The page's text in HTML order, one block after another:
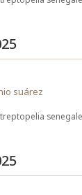
suárez